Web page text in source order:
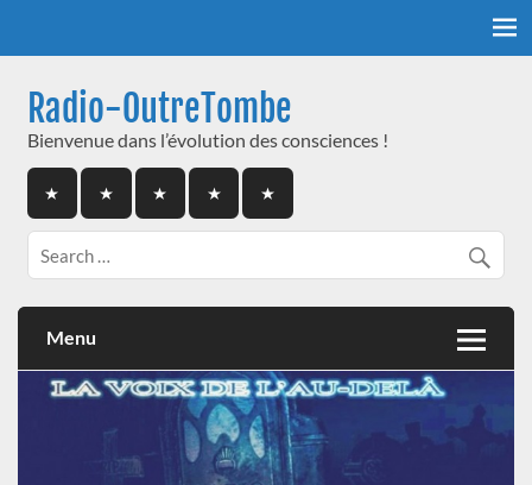
Radio-OutreTombe
Bienvenue dans l’évolution des consciences !
Menu